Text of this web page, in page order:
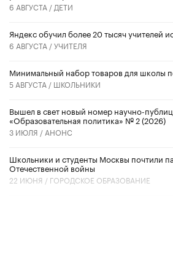
6 АВГУСТА / ДЕТИ
​Яндекс обучил более 20 тысяч учителей
6 АВГУСТА /УЧИТЕЛЯ
Минимальный набор товаров для школы
5 АВГУСТА / ШКОЛЬНИКИ
Вышел в свет новый номер научно-
«Образовательная политика» № 2 (2026)
3 ИЮЛЯ / АНОНС
Школьники и студенты Москвы почтили
Отечественной войны
22 ИЮНЯ / ГОРОДСКОЕ ОБРАЗОВАНИЕ